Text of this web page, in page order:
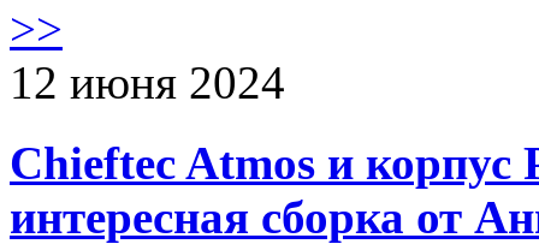
>>
12 июня 2024
Chieftec Atmos и корпус
интересная сборка от